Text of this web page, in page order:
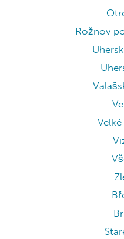
Rožnov